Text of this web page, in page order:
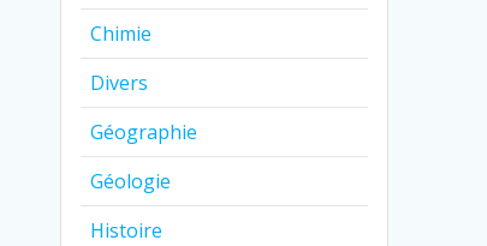
Chimie
Divers
Géographie
Géologie
Histoire